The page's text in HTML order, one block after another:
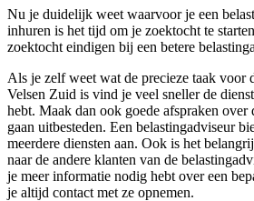
Nu je duidelijk weet waarvoor je een
inhuren is het tijd om je zoektocht te
zoektocht eindigen bij een betere
Als je zelf weet wat de precieze taak voor
Velsen Zuid is vind je veel sneller de
hebt. Maak dan ook goede afspraken
gaan uitbesteden. Een belastingadviseur
meerdere diensten aan. Ook is het
naar de andere klanten van de
je meer informatie nodig hebt over een
je altijd contact met ze opnemen.